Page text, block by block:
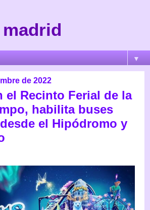
▼
de 2022
el Recinto Ferial de la
habilita buses
el Hipódromo y